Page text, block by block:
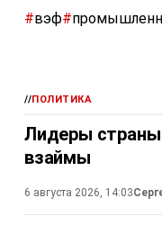
#вэф#
//ПОЛИТИКА
Лидеры страны
взаймы
6 августа 2026, 14:03